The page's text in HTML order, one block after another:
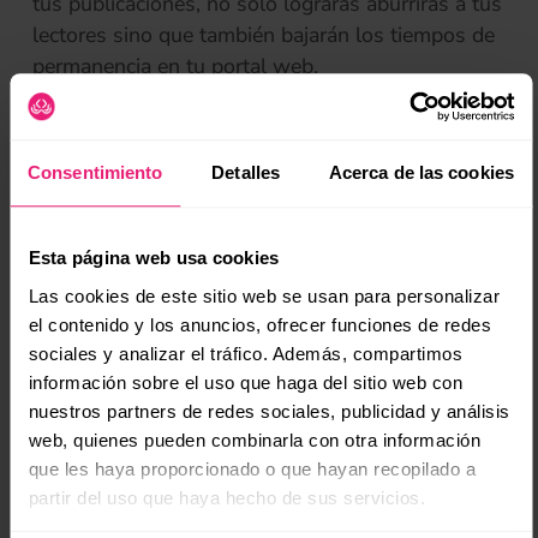
Consentimiento Detalles Acerca de las cookies
Esta página web usa cookies
Las cookies de este sitio web se usan para personalizar
el contenido y los anuncios, ofrecer funciones de redes
sociales y analizar el tráfico. Además, compartimos
información sobre el uso que haga del sitio web con
nuestros partners de redes sociales, publicidad y análisis
web, quienes pueden combinarla con otra información
que les haya proporcionado o que hayan recopilado a
partir del uso que haya hecho de sus servicios.
lectores sino que también bajarán los tiempos de
permanencia en tu portal web.
Otro error muy común en el marketing de
que no ganarás seguidores y nuevos lectores de
manera sobrenatural o mágica.
Para lograr que unaestrategia de
posicionamiento sea exitosa, es necesario
realizar unadifusión de contenido, esto lo
puedes realizar por medio de tus redes sociales o
incluso en otros blogs. Esto permitirá convertir a
tu contenido en una de las primeras opciones